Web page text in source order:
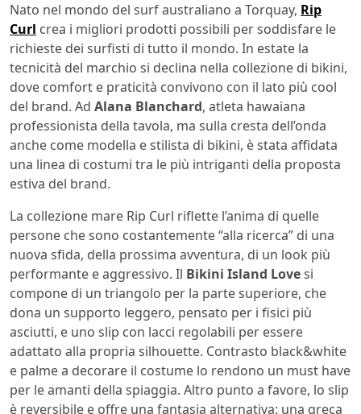
Nato nel mondo del surf australiano a Torquay, Rip
Curl crea i migliori prodotti possibili per soddisfare le
richieste dei surfisti di tutto il mondo. In estate la
tecnicità del marchio si declina nella collezione di bikini,
dove comfort e praticità convivono con il lato più cool
del brand. Ad Alana Blanchard, atleta hawaiana
professionista della tavola, ma sulla cresta dell’onda
anche come modella e stilista di bikini, è stata affidata
una linea di costumi tra le più intriganti della proposta
estiva del brand.
La collezione mare Rip Curl riflette l’anima di quelle
persone che sono costantemente “alla ricerca” di una
nuova sfida, della prossima avventura, di un look più
performante e aggressivo. Il Bikini Island Lovesi
compone di un triangolo per la parte superiore, che
dona un supporto leggero, pensato per i fisici più
asciutti, e uno slip con lacci regolabili per essere
adattato alla propria silhouette. Contrasto black&white
e palme a decorare il costume lo rendono un must have
per le amanti della spiaggia. Altro punto a favore, lo slip
è reversibile e offre una fantasia alternativa: una greca